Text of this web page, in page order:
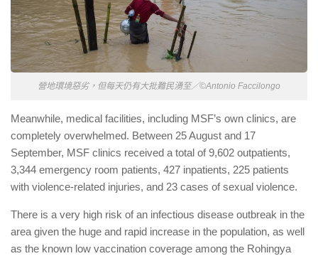
營地環境惡劣，但每天仍有大批難民湧至／©Antonio Faccilongo
Meanwhile, medical facilities, including MSF’s own clinics, are
completely overwhelmed. Between 25 August and 17
September, MSF clinics received a total of 9,602 outpatients,
3,344 emergency room patients, 427 inpatients, 225 patients
with violence-related injuries, and 23 cases of sexual violence.
There is a very high risk of an infectious disease outbreak in the
area given the huge and rapid increase in the population, as well
as the known low vaccination coverage among the Rohingya